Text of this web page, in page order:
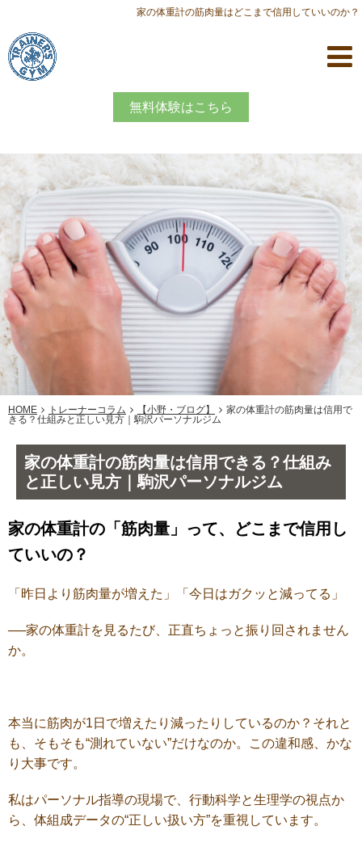
家の体重計の筋肉量はどこまで信用していいのか？
無料体験はこちら
HOME トレーナーコラム 【小野・ブログ】
家の体重計の筋肉量は信用で
きる？仕組みと正しい見方｜駒沢パーソナルジム
家の体重計の筋肉量は信用できる？仕組み
と正しい見方｜駒沢パーソナルジム
家の体重計の「筋肉量」って、どこまで信用し
ていいの？
「昨日より筋肉量が増えた」「今日はガクッと減ってる」
──家の体重計を見るたび、正直ちょっと振り回されません
か。
本当に筋肉が1日で増えたり減ったりしているのか？ それと
も、そもそも“測れていない”だけなのか。
この違和感、かな
り大事です。
私はパーソナル指導の現場で、行動科学と生理学の視点か
ら、体組成データの“正しい扱い方”を重視しています。